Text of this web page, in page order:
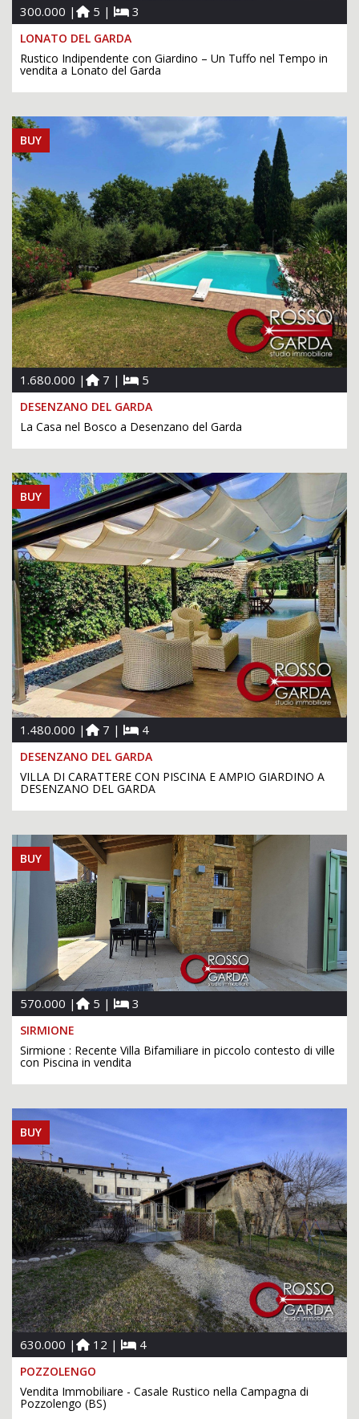
300.000 | 5 | 3
LONATO DEL GARDA
Rustico Indipendente con Giardino – Un Tuffo nel Tempo in
vendita a Lonato del Garda
BUY
1.680.000 | 7 | 5
DESENZANO DEL GARDA
La Casa nel Bosco a Desenzano del Garda
BUY
1.480.000 | 7 | 4
DESENZANO DEL GARDA
VILLA DI CARATTERE CON PISCINA E AMPIO GIARDINO A
DESENZANO DEL GARDA
BUY
570.000 | 5 | 3
SIRMIONE
Sirmione : Recente Villa Bifamiliare in piccolo contesto di ville
con Piscina in vendita
BUY
630.000 | 12 | 4
POZZOLENGO
Vendita Immobiliare - Casale Rustico nella Campagna di
Pozzolengo (BS)